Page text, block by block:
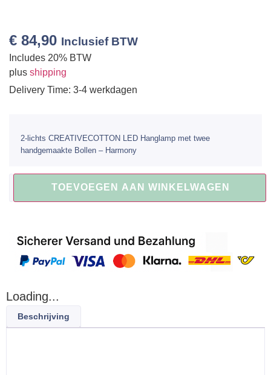
€ 84,90 Inclusief BTW
Includes 20% BTW
plus shipping
Delivery Time: 3-4 werkdagen
2-lichts CREATIVECOTTON LED Hanglamp met twee
handgemaakte Bollen – Harmony
TOEVOEGEN AAN WINKELWAGEN
Loading...
Beschrijving